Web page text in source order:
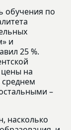
обучения по
и
25 %.
цены на
среднем
–
насколько